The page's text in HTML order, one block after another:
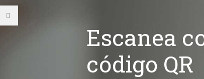
Escanea
código QR